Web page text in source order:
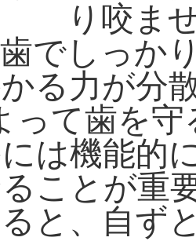
り咬ま
でしっか
る力が分
って歯を
は機能的
ことが重
と、自ず